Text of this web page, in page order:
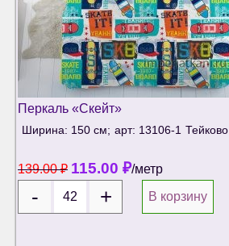
Перкаль «Скейт»
Ширина: 150 см; арт: 13106-1 Тейково
139.00₽ 115.00 ₽/метр
В корзину